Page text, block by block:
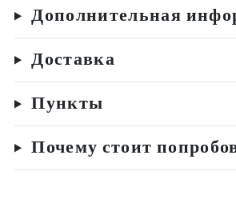
Дополнительная
Доставка
Пункты
Почему стоит